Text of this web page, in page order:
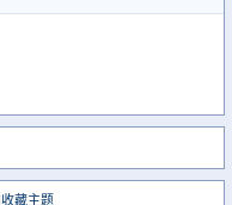
收藏主题